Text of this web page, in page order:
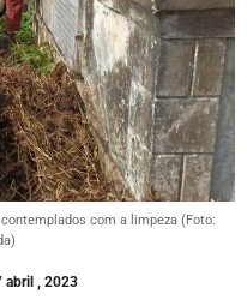
com a limpeza (Foto:
abril , 2023